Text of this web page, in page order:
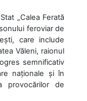
„Calea Ferată
feroviar de
care include
Văleni, raionul
semnificativ
naționale și în
provocărilor de